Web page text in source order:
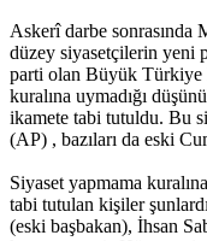
Askerî darbe sonrasında
düzey siyasetçilerin yeni
parti olan Büyük Türkiye
kuralına uymadığı
ikamete tabi tutuldu. Bu
(AP) , bazıları da eski
Siyaset yapmama
tabi tutulan kişiler
(eski başbakan), İhsan